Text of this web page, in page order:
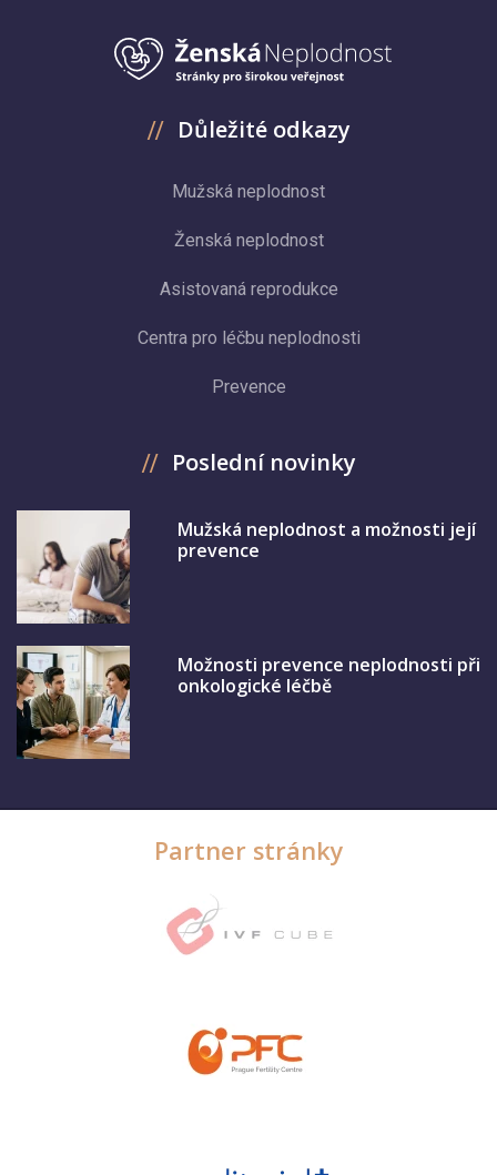
Důležité odkazy
Mužská neplodnost
Ženská neplodnost
Asistovaná reprodukce
Centra pro léčbu neplodnosti
Prevence
Poslední novinky
Mužská neplodnost a možnosti její
prevence
Možnosti prevence neplodnosti při
onkologické léčbě
Partner stránky